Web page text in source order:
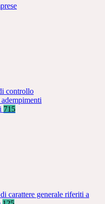
controllo
715
carattere generale riferiti a